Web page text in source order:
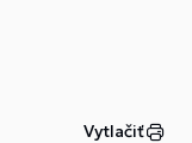
Vytlačiť